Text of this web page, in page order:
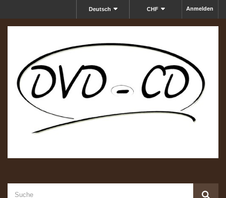
Anmelden
CHF
Deutsch